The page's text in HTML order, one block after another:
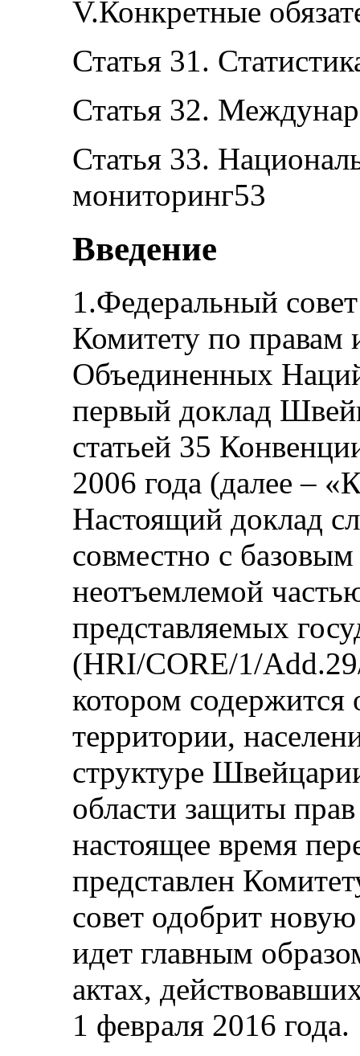
V.Конкретные
Статья 31.
Статья 32.
Статья 33.
мониторинг53
Введение
1.Федеральный
Комитету по правам
Объединенных
первый доклад
статьей 35
2006 года (далее –
Настоящий доклад
совместно с
неотъемлемой
представляемых
(HRI/CORE/1/
котором
территории,
структуре
области защиты
настоящее время
представлен
совет одобрит
идет главным
актах,
1 февраля 2016 года.